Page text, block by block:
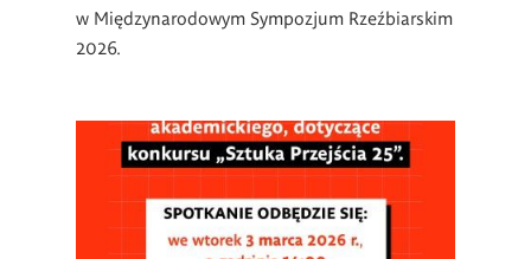
w Międzynarodowym Sympozjum Rzeźbiarskim
2026.